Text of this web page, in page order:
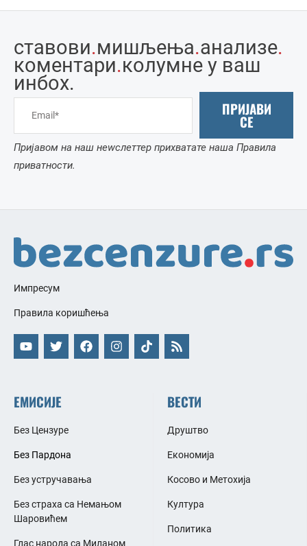
ставови.мишљења.анализе.
коментари.колумне у ваш
инбоx.
ПРИЈАВИ
СЕ
Пријавом на наш неwслеттер прихватате наша Правила
приватности.
Импресум
Правила коришћења
ЕМИСИЈЕ
Без Цензуре
Без Пардона
Без устручавања
Без страха са Немањом
Шаровићем
Глас народа са Миланом
ВЕСТИ
Друштво
Економија
Косово и Метохија
Култура
Политика